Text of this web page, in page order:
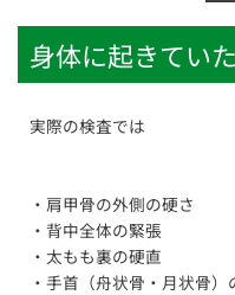
身体に起きてい
実際の検査では
・肩甲骨の外側の硬さ
・背中全体の緊張
・太もも裏の硬直
・手首（舟状骨・月状骨）